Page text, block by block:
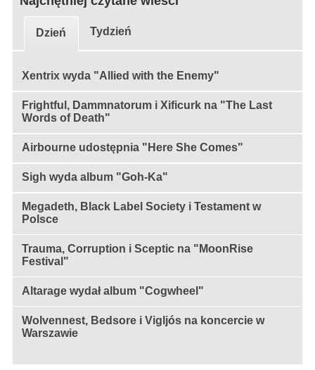
Dzień Tydzień
Xentrix wyda "Allied with the Enemy"
Frightful, Dammnatorum i Xificurk na "The Last
Words of Death"
Airbourne udostępnia "Here She Comes"
Sigh wyda album "Goh-Ka"
Megadeth, Black Label Society i Testament w
Polsce
Trauma, Corruption i Sceptic na "MoonRise
Festival"
Altarage wydał album "Cogwheel"
Wolvennest, Bedsore i Vigljós na koncercie w
Warszawie